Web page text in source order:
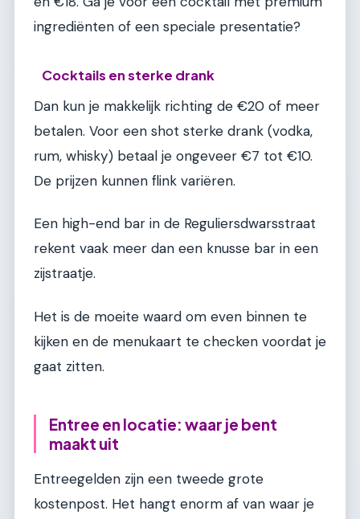
ingrediënten of een speciale presentatie?
Cocktails en sterke drank
Dan kun je makkelijk richting de €20 of meer
betalen. Voor een shot sterke drank (vodka,
rum, whisky) betaal je ongeveer €7 tot €10.
De prijzen kunnen flink variëren.
Een high-end bar in de Reguliersdwarsstraat
rekent vaak meer dan een knusse bar in een
zijstraatje.
Het is de moeite waard om even binnen te
kijken en de menukaart te checken voordat je
gaat zitten.
Entree en locatie: waar je bent
maakt uit
Entreegelden zijn een tweede grote
kostenpost. Het hangt enorm af van waar je